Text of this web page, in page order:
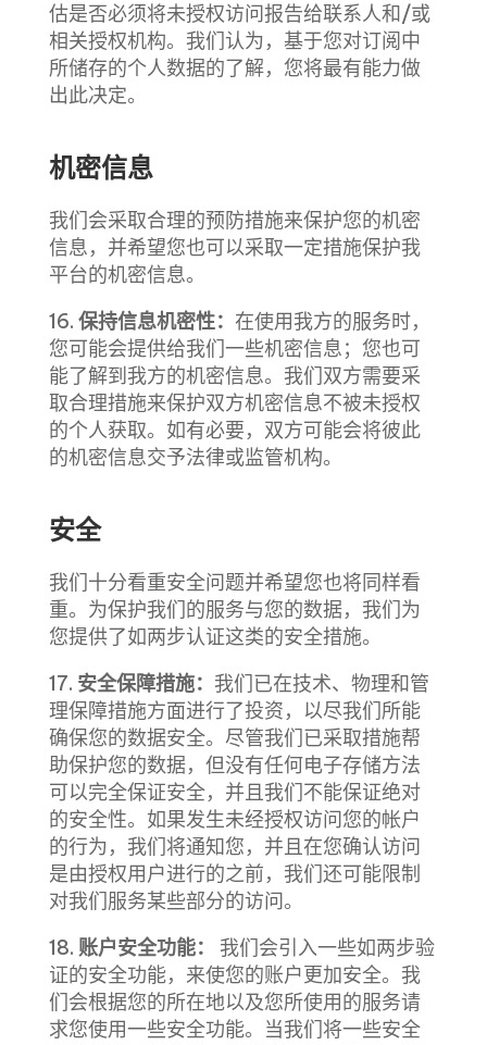
估是否必须将未授权访问报告给联系人和/或
相关授权机构。我们认为，基于您对订阅中
所储存的个人数据的了解，您将最有能力做
出此决定。
机密信息
我们会采取合理的预防措施来保护您的机密
信息，并希望您也可以采取一定措施保护我
平台的机密信息。
16. 保持信息机密性： 在使用我方的服务时，
您可能会提供给我们一些机密信息；您也可
能了解到我方的机密信息。我们双方需要采
取合理措施来保护双方机密信息不被未授权
的个人获取。如有必要，双方可能会将彼此
的机密信息交予法律或监管机构。
安全
我们十分看重安全问题并希望您也将同样看
重。为保护我们的服务与您的数据，我们为
您提供了如两步认证这类的安全措施。
17. 安全保障措施： 我们已在技术、物理和管
理保障措施方面进行了投资，以尽我们所能
确保您的数据安全。尽管我们已采取措施帮
助保护您的数据，但没有任何电子存储方法
可以完全保证安全，并且我们不能保证绝对
的安全性。如果发生未经授权访问您的帐户
的行为，我们将通知您，并且在您确认访问
是由授权用户进行的之前，我们还可能限制
对我们服务某些部分的访问。
18. 账户安全功能： 我们会引入一些如两步验
证的安全功能，来使您的账户更加安全。我
们会根据您的所在地以及您所使用的服务请
求您使用一些安全功能。当我们将一些安全